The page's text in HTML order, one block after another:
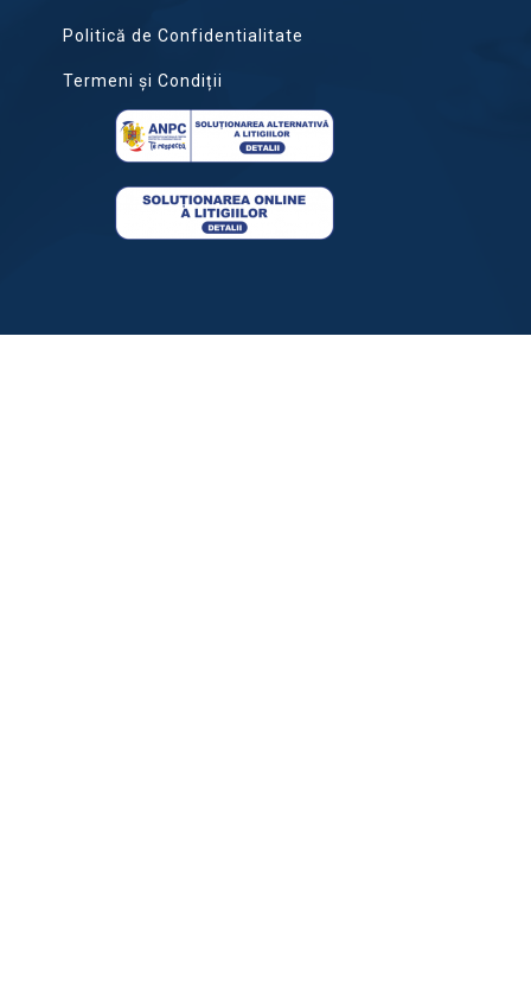
Politică de Confidentialitate
Termeni și Condiții